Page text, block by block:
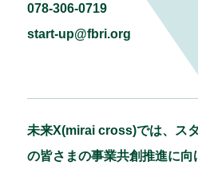
078-306-0719
start-up@fbri.org
未来X(mirai cross)では、ス
の皆さまの事業共創推進に